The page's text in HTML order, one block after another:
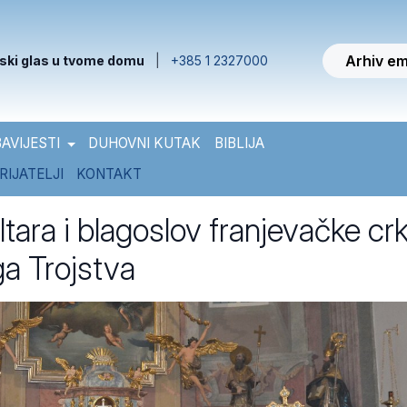
glas u tvome domu +385 1 2327000 Arhiv
DUHOVNI KUTAK
BIBLIJA
KONTAKT
i blagoslov franjevačke
Trojstva